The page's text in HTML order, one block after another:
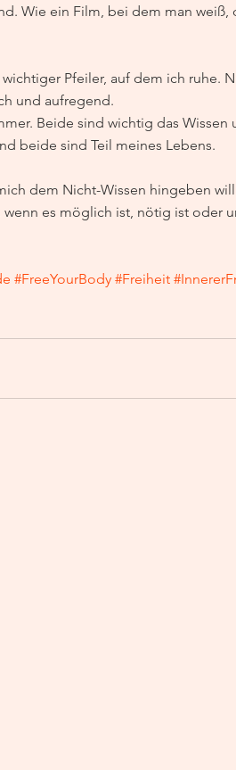
Wie ein Film, bei dem man weiß,
Pfeiler, auf dem ich ruhe.
und aufregend.
Beide sind wichtig das Wissen
beide sind Teil meines Lebens.
dem Nicht-Wissen hingeben
es möglich ist, nötig ist oder
#FreeYourBody #Freiheit